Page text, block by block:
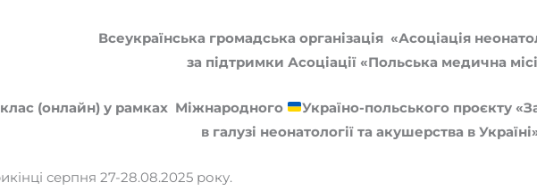
Всеукраїнська громадська організація «Асоціація
за підтримки Асоціації «Польська медична
(онлайн) у рамках Міжнародного
Україно-польського проєкту
в галузі неонатології та акушерства в
серпня 27-28.08.2025 року.